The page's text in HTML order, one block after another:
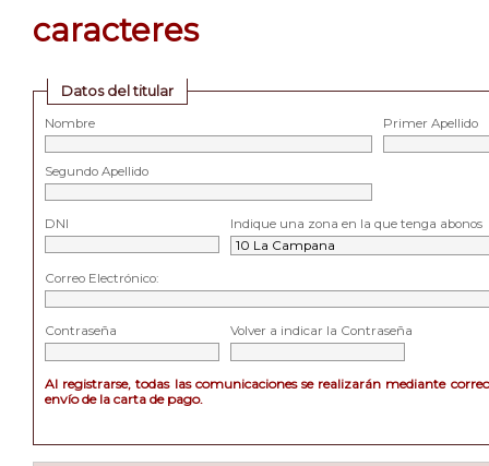
caracteres
Datos del titular
Nombre Primer Apellido
Segundo Apellido
DNI Indique una zona en la que tenga abonos
Correo Electrónico:
Contraseña Volver a indicar la Contraseña
Al registrarse, todas las comunicaciones se realizarán mediante
envío de la carta de pago.